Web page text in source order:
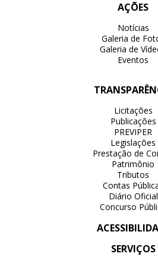
AÇÕES
Notícias
Galeria de
Galeria de
Eventos
Licitações
Publicações
PREVIPER
Legislações
Prestação de
Patrimônio
Tributos
Contas
Diário Oficial
Concurso
SERVIÇOS